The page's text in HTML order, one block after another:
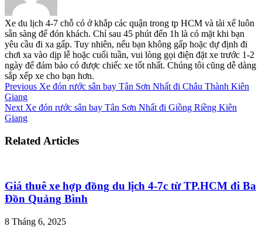
Xe du lịch 4-7 chỗ có ở khắp các quận trong tp HCM và tài xế luôn
sẵn sàng để đón khách. Chỉ sau 45 phút đến 1h là có mặt khi bạn
yêu cầu đi xa gấp. Tuy nhiên, nếu bạn không gấp hoặc dự định đi
chơi xa vào dịp lễ hoặc cuối tuần, vui lòng gọi điện đặt xe trước 1-2
ngày để đảm bảo có được chiếc xe tốt nhất. Chúng tôi cũng dễ dàng
sắp xếp xe cho bạn hơn.
Previous Xe đón rước sân bay Tân Sơn Nhất đi Châu Thành Kiên
Giang
Next Xe đón rước sân bay Tân Sơn Nhất đi Giồng Riềng Kiên
Giang
Related Articles
Giá thuê xe hợp đồng du lịch 4-7c từ TP.HCM đi Ba
Đồn Quảng Bình
8 Tháng 6, 2025